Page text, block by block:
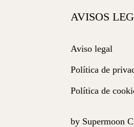
AVISOS
Aviso legal
Política de
Política de
by Supermoon